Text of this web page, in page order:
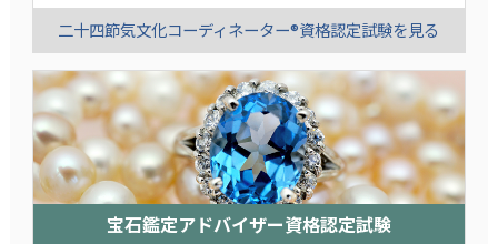
二十四節気文化コーディネーター®資格認定試験を見る
宝石鑑定アドバイザー資格認定試験